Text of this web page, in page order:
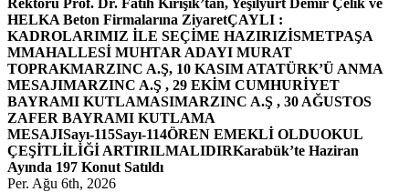
HELKA Beton Firmalarına ZiyaretÇAYLI :
KADROLARIMIZ İLE SEÇİME HAZIRIZİSMETPAŞA
MMAHALLESİ MUHTAR ADAYI MURAT
TOPRAKMARZINC A.Ş, 10 KASIM ATATÜRK’Ü ANMA
MESAJIMARZINC A.Ş , 29 EKİM CUMHURİYET
BAYRAMI KUTLAMASIMARZINC A.Ş , 30 AĞUSTOS
ZAFER BAYRAMI KUTLAMA
MESAJISayı-115Sayı-114ÖREN EMEKLİ OLDUOKUL
ÇEŞİTLİLİĞİ ARTIRILMALIDIRKarabük’te Haziran
Ayında 197 Konut Satıldı
Per. Ağu 6th, 2026